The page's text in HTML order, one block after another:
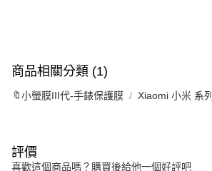
商品相關分類 (1)
🔖小螢膜III代-手錶保護膜 Xiaomi 小米 系列
評價
喜歡這個商品嗎？購買後給他一個好評吧